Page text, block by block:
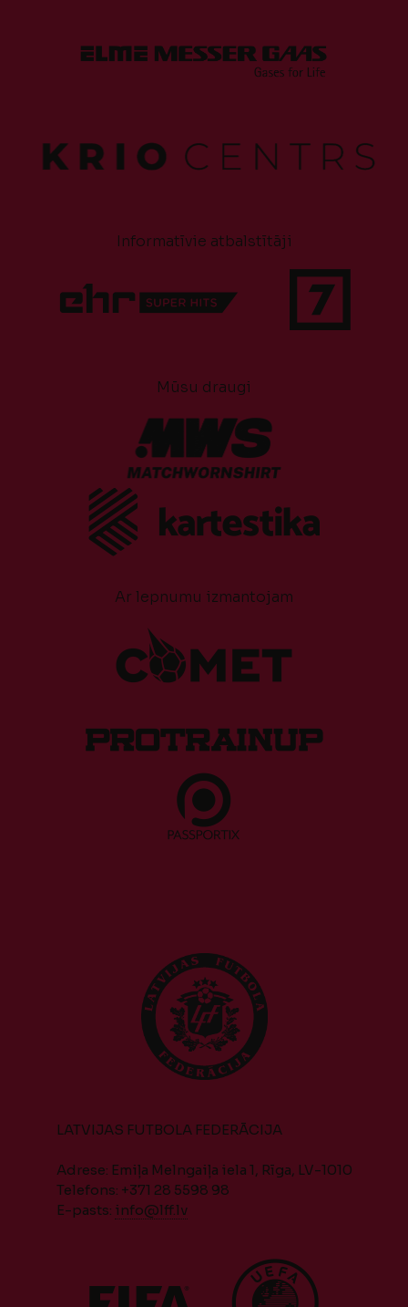
Informatīvie atbalstītāji
Mūsu draugi
Ar lepnumu izmantojam
LATVIJAS FUTBOLA FEDERĀCIJA
Adrese: Emiļa Melngaiļa iela 1, Rīga, LV-1010
Telefons: +371 28 5598 98
E-pasts: info@lff.lv